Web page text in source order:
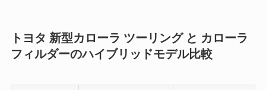
トヨタ 新型カローラ ツーリング と カローラ
フィルダーのハイブリッドモデル比較